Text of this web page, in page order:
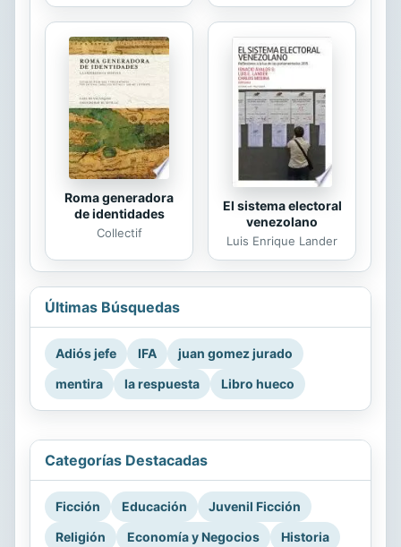
Roma generadora
de identidades
Collectif
El sistema electoral
venezolano
Luis Enrique Lander
Últimas Búsquedas
Adiós jefe IFA
juan gomez jurado
mentira
la respuesta Libro hueco
Categorías Destacadas
Ficción Educación
Juvenil Ficción
Religión
Economía y Negocios
Historia